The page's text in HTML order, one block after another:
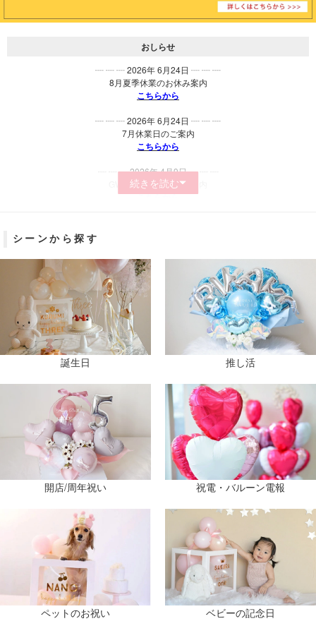
おしらせ
┈ ┈ ┈ 2026年 6月24日 ┈ ┈ ┈
8月夏季休業のお休み案内
こちらから
┈ ┈ ┈ 2026年 6月24日 ┈ ┈ ┈
7月休業日のご案内
こちらから
┈ ┈ ┈ 2026年 4月9日 ┈ ┈ ┈
GW期間中休業日のご案内
こちらから
┈ ┈ ┈ 2026年 4月3日 ┈ ┈ ┈
Madame MO マダムモー
子どもの日のお祝いキャンペーン！
詳しくはこちらから
┈ ┈ ┈ 2026年 3月23日 ┈ ┈ ┈
入学・入園のお祝いに！
人気のバルーンコレクションはこちらから
┈ ┈ ┈ 2026年 3月19日 ┈ ┈ ┈
3月休業日のご案内
こちらから
┈ ┈ ┈ 2026年 2月13日 ┈ ┈ ┈
２月休業日のお知らせ
こちらのページ からご確認ください。
┈ ┈ ┈ 2025年 11月4日 ┈ ┈ ┈
今すぐクリスマスアイテムをチェック！
2か月先までお届け指定日可能です。
┈ ┈ ┈ 2025年 10月29日 ┈ ┈ ┈
11月休業日のご案内
こちらから
続きを読む
シーンから探す
誕生日 推し活
開店/周年祝い 祝電・バルーン電報
ペットのお祝い ベビーの記念日